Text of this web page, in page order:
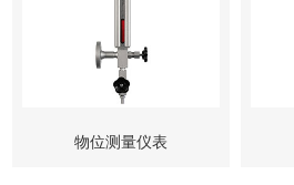
物位测量仪表